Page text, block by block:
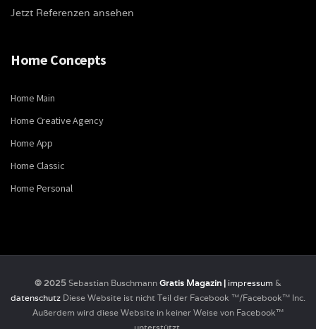
Jetzt Referenzen ansehen
Home Concepts
Home Main
Home Creative Agency
Home App
Home Classic
Home Personal
© 2025 Sebastian Buschmann Gratis Magazin | impressum &
datenschutz Diese Website ist nicht Teil der Facebook ™/Facebook™ Inc.
Außerdem wird diese Website in keiner Weise von Facebook™